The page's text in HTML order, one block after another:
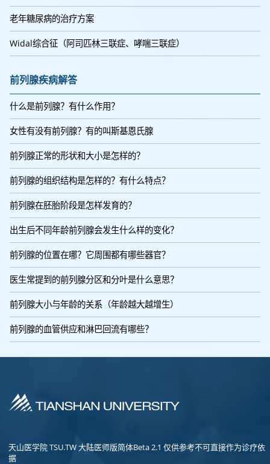
老年糖尿病的治疗方案
Widal综合征（阿司匹林三联症、哮喘三联症）
前列腺疾病解答
什么是前列腺？有什么作用？
女性有没有前列腺？有的叫斯基恩氏腺
前列腺正常的形状和大小是怎样的？
前列腺的组织结构是怎样的？有什么特点？
前列腺在胚胎阶段是怎样发育的？
出生后不同年龄前列腺会发生什么样的变化？
前列腺的位置在哪？它周围都有哪些器官？
医生常提到的前列腺分区和分叶是什么意思？
前列腺大小与年龄的关系（年龄越大越增生）
前列腺的血管供应和淋巴回流有哪些？
天山医学院 TSU.TW 大陆医师版简体Beta 2.1 仅供参考不可直接作为诊疗依
据